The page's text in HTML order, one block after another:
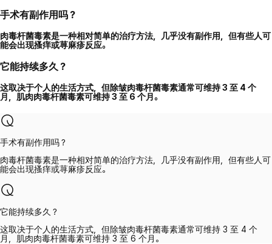
手术有副作用吗？
肉毒杆菌毒素是一种相对简单的治疗方法，几乎没有副作用，但有些人可
能会出现搔痒或荨麻疹反应。
它能持续多久？
这取决于个人的生活方式，但除皱肉毒杆菌毒素通常可维持 3 至 4 个
月，肌肉肉毒杆菌毒素可维持 3 至 6 个月。
手术有副作用吗？
肉毒杆菌毒素是一种相对简单的治疗方法，几乎没有副作用，但有些人可
能会出现搔痒或荨麻疹反应。
它能持续多久？
这取决于个人的生活方式，但除皱肉毒杆菌毒素通常可维持 3 至 4 个
月，肌肉肉毒杆菌毒素可维持 3 至 6 个月。